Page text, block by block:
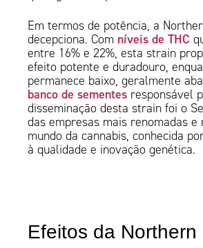
Em termos de potência, a
decepciona. Com níveis de THC
entre 16% e 22%, esta strain
efeito potente e duradouro,
permanece baixo, geralmente
banco de sementes responsável
disseminação desta strain foi o
das empresas mais renomadas e
mundo da cannabis, conhecida
à qualidade e inovação genética.
Efeitos da Northern